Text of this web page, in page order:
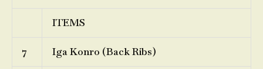
ITEMS
7 Iga Konro (Back Ribs)